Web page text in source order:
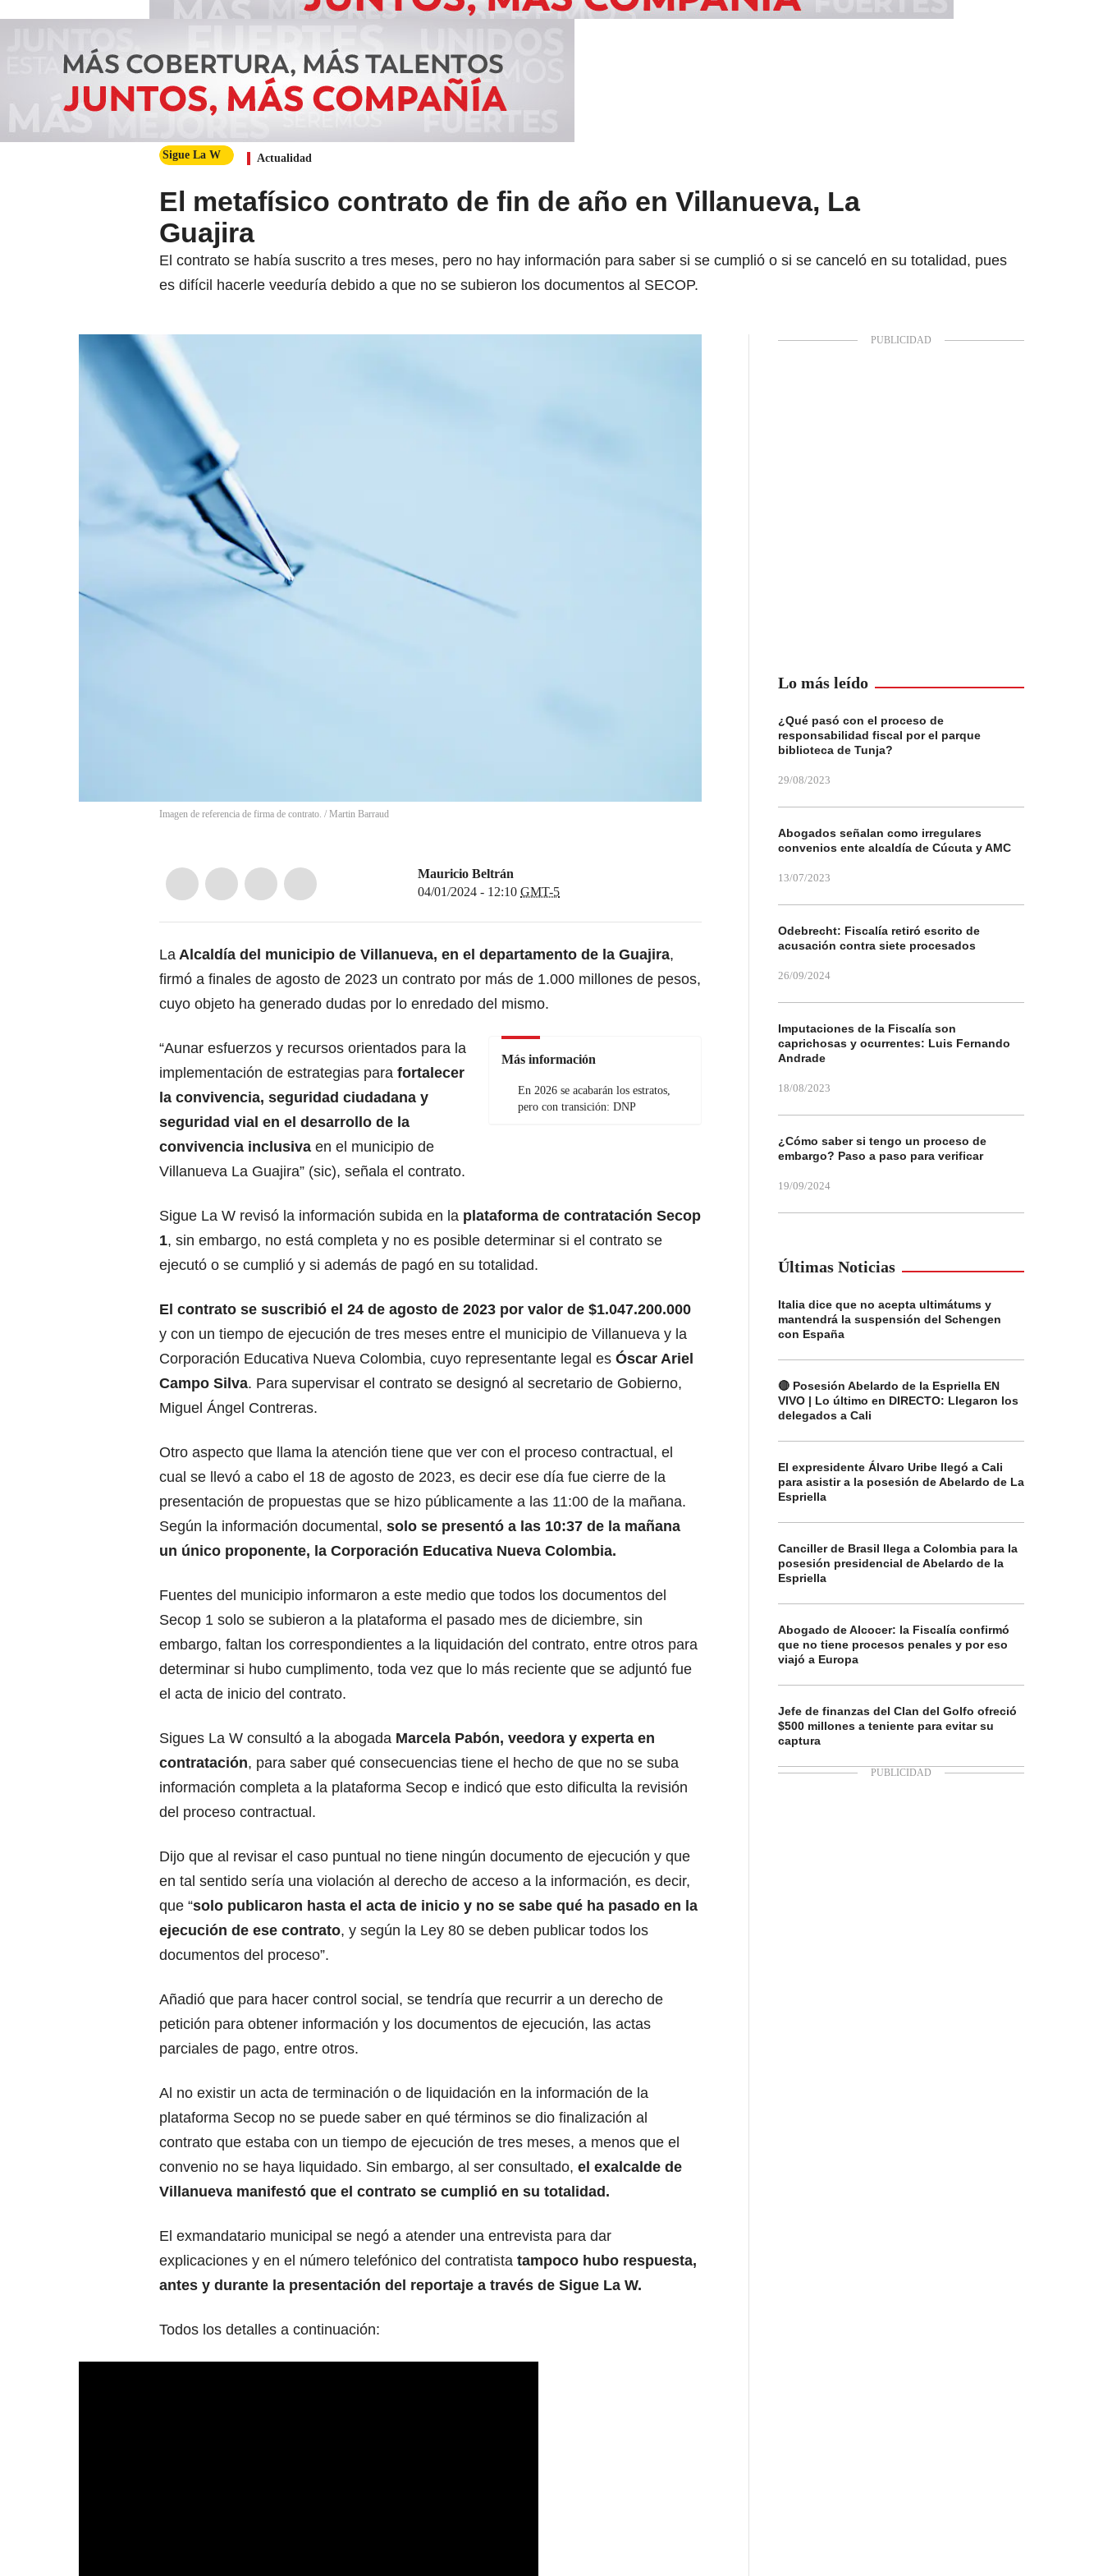
Sigue La W Actualidad
El metafísico contrato de fin de año en Villanueva, La
Guajira
El contrato se había suscrito a tres meses, pero no hay información para saber si se cumplió o si se canceló en su totalidad, pues
es difícil hacerle veeduría debido a que no se subieron los documentos al SECOP.
Imagen de referencia de firma de contrato. / Martin Barraud
Mauricio Beltrán
04/01/2024 - 12:10 GMT-5
La Alcaldía del municipio de Villanueva, en el departamento de la Guajira,
firmó a finales de agosto de 2023 un contrato por más de 1.000 millones de pesos,
cuyo objeto ha generado dudas por lo enredado del mismo.
Más información
En 2026 se acabarán los estratos,
pero con transición: DNP
“Aunar esfuerzos y recursos orientados para la
implementación de estrategias para fortalecer
la convivencia, seguridad ciudadana y
seguridad vial en el desarrollo de la
convivencia inclusiva en el municipio de
Villanueva La Guajira” (sic), señala el contrato.
Sigue La W revisó la información subida en la plataforma de contratación Secop
1, sin embargo, no está completa y no es posible determinar si el contrato se
ejecutó o se cumplió y si además de pagó en su totalidad.
El contrato se suscribió el 24 de agosto de 2023 por valor de $1.047.200.000
y con un tiempo de ejecución de tres meses entre el municipio de Villanueva y la
Corporación Educativa Nueva Colombia, cuyo representante legal es Óscar Ariel
Campo Silva. Para supervisar el contrato se designó al secretario de Gobierno,
Miguel Ángel Contreras.
Otro aspecto que llama la atención tiene que ver con el proceso contractual, el
cual se llevó a cabo el 18 de agosto de 2023, es decir ese día fue cierre de la
presentación de propuestas que se hizo públicamente a las 11:00 de la mañana.
Según la información documental, solo se presentó a las 10:37 de la mañana
un único proponente, la Corporación Educativa Nueva Colombia.
Fuentes del municipio informaron a este medio que todos los documentos del
Secop 1 solo se subieron a la plataforma el pasado mes de diciembre, sin
embargo, faltan los correspondientes a la liquidación del contrato, entre otros para
determinar si hubo cumplimento, toda vez que lo más reciente que se adjuntó fue
el acta de inicio del contrato.
Sigues La W consultó a la abogada Marcela Pabón, veedora y experta en
contratación, para saber qué consecuencias tiene el hecho de que no se suba
información completa a la plataforma Secop e indicó que esto dificulta la revisión
del proceso contractual.
Dijo que al revisar el caso puntual no tiene ningún documento de ejecución y que
en tal sentido sería una violación al derecho de acceso a la información, es decir,
que “solo publicaron hasta el acta de inicio y no se sabe qué ha pasado en la
ejecución de ese contrato, y según la Ley 80 se deben publicar todos los
documentos del proceso”.
Añadió que para hacer control social, se tendría que recurrir a un derecho de
petición para obtener información y los documentos de ejecución, las actas
parciales de pago, entre otros.
Al no existir un acta de terminación o de liquidación en la información de la
plataforma Secop no se puede saber en qué términos se dio finalización al
contrato que estaba con un tiempo de ejecución de tres meses, a menos que el
convenio no se haya liquidado. Sin embargo, al ser consultado, el exalcalde de
Villanueva manifestó que el contrato se cumplió en su totalidad.
El exmandatario municipal se negó a atender una entrevista para dar
explicaciones y en el número telefónico del contratista tampoco hubo respuesta,
antes y durante la presentación del reportaje a través de Sigue La W.
Todos los detalles a continuación:
Lo más leído
¿Qué pasó con el proceso de
responsabilidad fiscal por el parque
biblioteca de Tunja?
29/08/2023
Abogados señalan como irregulares
convenios ente alcaldía de Cúcuta y AMC
13/07/2023
Odebrecht: Fiscalía retiró escrito de
acusación contra siete procesados
26/09/2024
Imputaciones de la Fiscalía son
caprichosas y ocurrentes: Luis Fernando
Andrade
18/08/2023
¿Cómo saber si tengo un proceso de
embargo? Paso a paso para verificar
19/09/2024
Últimas Noticias
Italia dice que no acepta ultimátums y
mantendrá la suspensión del Schengen
con España
🔴 Posesión Abelardo de la Espriella EN
VIVO | Lo último en DIRECTO: Llegaron los
delegados a Cali
El expresidente Álvaro Uribe llegó a Cali
para asistir a la posesión de Abelardo de La
Espriella
Canciller de Brasil llega a Colombia para la
posesión presidencial de Abelardo de la
Espriella
Abogado de Alcocer: la Fiscalía confirmó
que no tiene procesos penales y por eso
viajó a Europa
Jefe de finanzas del Clan del Golfo ofreció
$500 millones a teniente para evitar su
captura